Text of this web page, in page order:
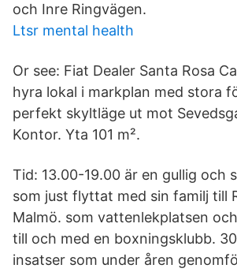
och Inre Ringvägen.
Ltsr mental health
Or see: Fiat Dealer Santa Rosa
hyra lokal i markplan med stora
perfekt skyltläge ut mot
Kontor. Yta 101 m².
Tid: 13.00-19.00 är en gullig och
som just flyttat med sin familj till
Malmö. som vattenlekplatsen
till och med en boxningsklubb.
insatser som under åren